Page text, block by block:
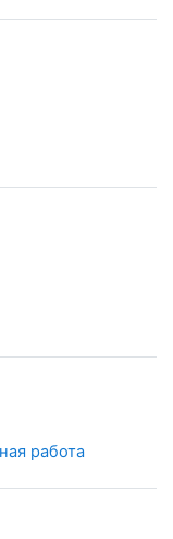
задач
работа
Условия задач